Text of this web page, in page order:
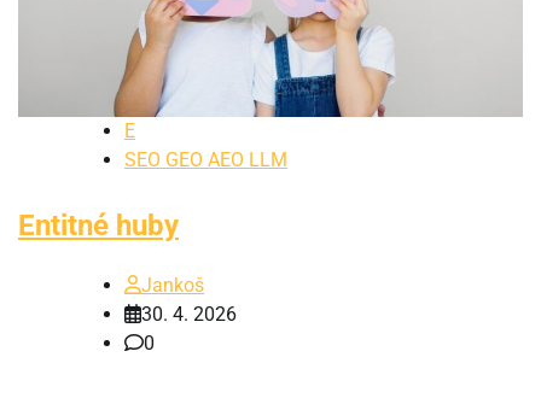
E
SEO GEO AEO LLM
Entitné huby
Jankoš
30. 4. 2026
0